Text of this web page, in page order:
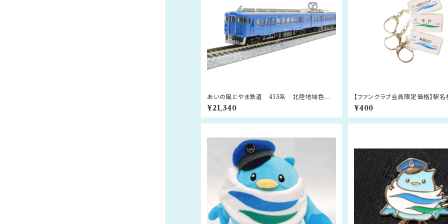
あいの風とやま鉄道 413系 北陸地域色 3
両セット
¥21,340
【ファンクラブ会員限定価格】駅
ー
¥400